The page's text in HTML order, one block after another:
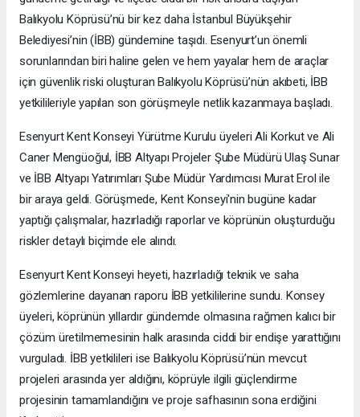
Balıkyolu Köprüsü’nü bir kez daha İstanbul Büyükşehir
Belediyesi’nin (İBB) gündemine taşıdı. Esenyurt’un önemli
sorunlarından biri haline gelen ve hem yayalar hem de araçlar
için güvenlik riski oluşturan Balıkyolu Köprüsü’nün akıbeti, İBB
yetkilileriyle yapılan son görüşmeyle netlik kazanmaya başladı.
Esenyurt Kent Konseyi Yürütme Kurulu üyeleri Ali Korkut ve Ali
Caner Mengüoğul, İBB Altyapı Projeler Şube Müdürü Ulaş Sunar
ve İBB Altyapı Yatırımları Şube Müdür Yardımcısı Murat Erol ile
bir araya geldi. Görüşmede, Kent Konseyi'nin bugüne kadar
yaptığı çalışmalar, hazırladığı raporlar ve köprünün oluşturduğu
riskler detaylı biçimde ele alındı.
Esenyurt Kent Konseyi heyeti, hazırladığı teknik ve saha
gözlemlerine dayanan raporu İBB yetkililerine sundu. Konsey
üyeleri, köprünün yıllardır gündemde olmasına rağmen kalıcı bir
çözüm üretilmemesinin halk arasında ciddi bir endişe yarattığını
vurguladı. İBB yetkilileri ise Balıkyolu Köprüsü’nün mevcut
projeleri arasında yer aldığını, köprüyle ilgili güçlendirme
projesinin tamamlandığını ve proje safhasının sona erdiğini